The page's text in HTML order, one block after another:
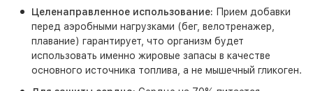
Целенаправленное использование: Прием добавки
перед аэробными нагрузками (бег, велотренажер,
плавание) гарантирует, что организм будет
использовать именно жировые запасы в качестве
основного источника топлива, а не мышечный гликоген.